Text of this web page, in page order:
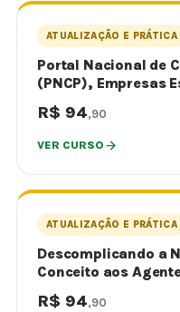
ATUALIZAÇÃO E PRÁTICA
Portal Nacional de
(PNCP), Empresas
R$ 94,90
VER CURSO
ATUALIZAÇÃO E PRÁTICA
Descomplicando a
Conceito aos
R$ 94,90